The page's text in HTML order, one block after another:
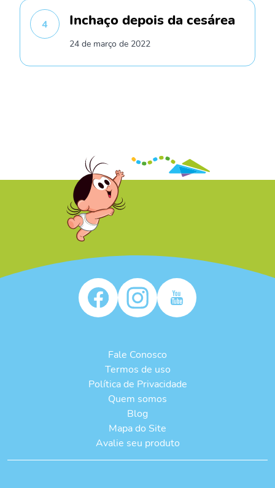
4 Inchaço depois da cesárea
24 de março de 2022
Fale Conosco
Termos de uso
Política de Privacidade
Quem somos
Blog
Mapa do Site
Avalie seu produto